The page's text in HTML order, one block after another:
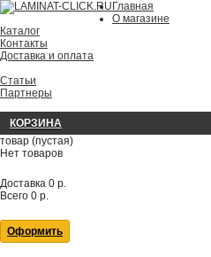
Главная
О магазине
Каталог
Контакты
Доставка и оплата
Статьи
Партнеры
КОРЗИНА
товар (пустая)
Нет товаров
Доставка 0 р.
Всего 0 р.
Оформить